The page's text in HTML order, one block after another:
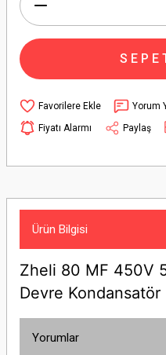
Yorum
Fiyatı Alarmı
Paylaş
Ürün Bilgisi
Zheli 80 MF 450V
Devre Kondansatör
Yorumlar